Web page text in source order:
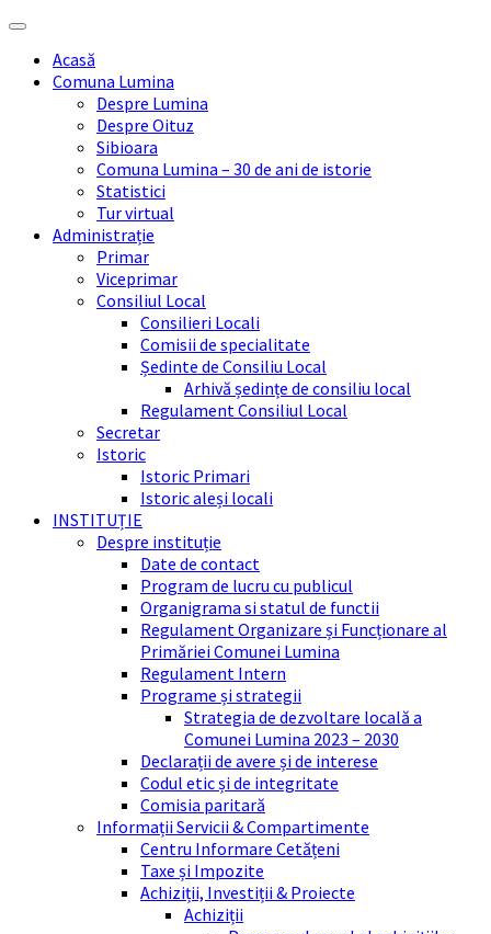
Skip
content
Skip
sidebar
Skip
right
sidebar
Skip
footerAcasă
Comuna Lumina
Despre Lumina
Despre Oituz
Sibioara
Comuna Lumina – 30 de ani de istorie
Statistici
Tur virtual
Administrație
Primar
Viceprimar
Consiliul Local
Consilieri Locali
Comisii de specialitate
Ședinte de Consiliu Local
Arhivă ședințe de consiliu local
Regulament Consiliul Local
Secretar
Istoric
Istoric Primari
Istoric aleși locali
INSTITUȚIE
Despre instituție
Date de contact
Program de lucru cu publicul
Organigrama si statul de functii
Regulament Organizare și Funcționare al
Primăriei Comunei Lumina
Regulament Intern
Programe și strategii
Strategia de dezvoltare locală a
Comunei Lumina 2023 – 2030
Declarații de avere și de interese
Codul etic și de integritate
Comisia paritară
Informații Servicii & Compartimente
Centru Informare Cetățeni
Taxe și Impozite
Achiziții, Investiții & Proiecte
Achiziții